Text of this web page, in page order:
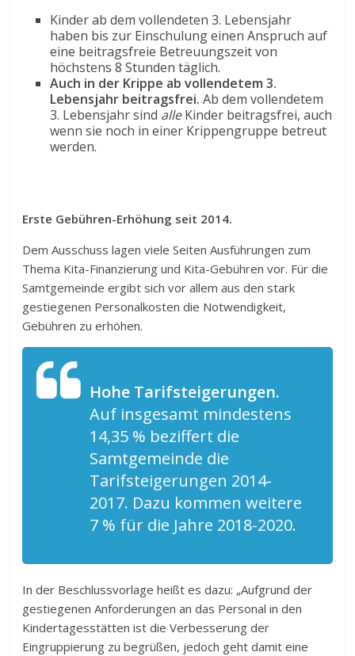
Kinder ab dem vollendeten 3. Lebensjahr
haben bis zur Einschulung einen Anspruch auf
eine beitragsfreie Betreuungszeit von
höchstens 8 Stunden täglich.
Auch in der Krippe ab vollendetem 3.
Lebensjahr beitragsfrei. Ab dem vollendetem
3. Lebensjahr sind alleKinder beitragsfrei, auch
wenn sie noch in einer Krippengruppe betreut
werden.
Erste Gebühren-Erhöhung seit 2014.
Dem Ausschuss lagen viele Seiten Ausführungen zum
Thema Kita-Finanzierung und Kita-Gebühren vor. Für die
Samtgemeinde ergibt sich vor allem aus den stark
gestiegenen Personalkosten die Notwendigkeit,
Gebühren zu erhöhen.
Hohe Tarifsteigerungen.
Auf insgesamt mindestens
14,35 % beziffert die
Samtgemeinde die
Tarifsteigerungen 2014-
2017. Dazu kommen weitere
7 % für die Jahre 2018-2020.
In der Beschlussvorlage heißt es dazu: „Aufgrund der
gestiegenen Anforderungen an das Personal in den
Kindertagesstätten ist die Verbesserung der
Eingruppierung zu begrüßen, jedoch geht damit eine